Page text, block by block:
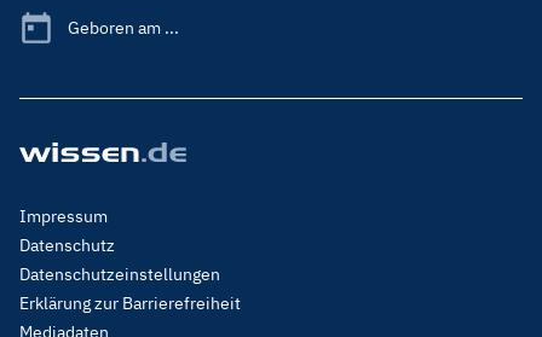
Geboren am ...
Footer
Menu
Legal
Impressum
Datenschutz
Datenschutzeinstellungen
Erklärung zur Barrierefreiheit
Mediadaten